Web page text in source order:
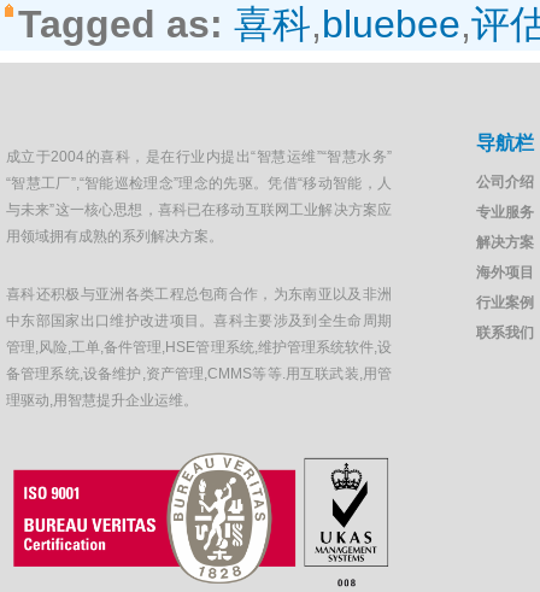
Tagged as: 喜科,bluebee,评
成立于2004的喜科，是在行业内提出“智慧运维”“智慧水务”
“智慧工厂”,“智能巡检理念”理念的先驱。凭借“移动智能，人
与未来”这一核心思想，喜科已在移动互联网工业解决方案应
用领域拥有成熟的系列解决方案。
喜科还积极与亚洲各类工程总包商合作，为东南亚以及非洲
中东部国家出口维护改进项目。喜科主要涉及到全生命周期
管理,风险,工单,备件管理,HSE管理系统,维护管理系统软件,设
备管理系统,设备维护,资产管理,CMMS等等.用互联武装,用管
理驱动,用智慧提升企业运维。
导航栏
公司介绍
专业服务
解决方案
海外项目
行业案例
联系我们